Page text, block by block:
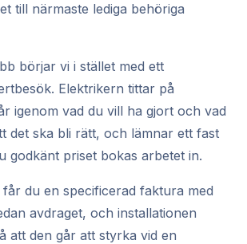
till närmaste lediga behöriga
börjar vi i stället med ett
Elektrikern tittar på
igenom vad du vill ha gjort och vad
det ska bli rätt, och lämnar ett fast
godkänt priset bokas arbetet in.
du en specificerad faktura med
avdraget, och installationen
att den går att styrka vid en